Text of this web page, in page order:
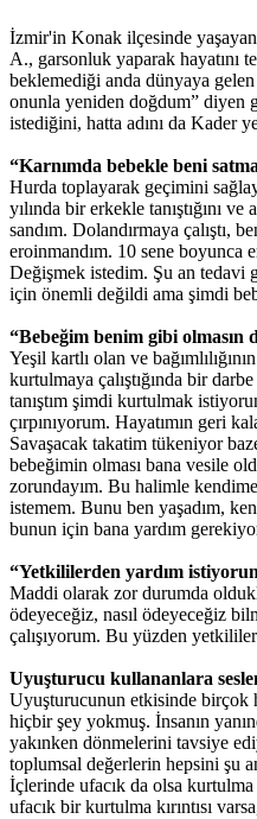
İzmir'in Konak ilçesinde yaşayan
A., garsonluk yaparak hayatını
beklemediği anda dünyaya
onunla yeniden doğdum” diyen
istediğini, hatta adını da Kader
“Karnımda bebekle beni
Hurda toplayarak geçimini
yılında bir erkekle tanıştığını
sandım. Dolandırmaya çalıştı,
eroinmandım. 10 sene boyunca
Değişmek istedim. Şu an tedavi
için önemli değildi ama şimdi
“Bebeğim benim gibi olmasın
Yeşil kartlı olan ve
kurtulmaya çalıştığında bir
tanıştım şimdi kurtulmak
çırpınıyorum. Hayatımın geri
Savaşacak takatim tükeniyor
bebeğimin olması bana vesile
zorundayım. Bu halimle
istemem. Bunu ben yaşadım,
bunun için bana yardım
“Yetkililerden yardım
Maddi olarak zor durumda
ödeyeceğiz, nasıl ödeyeceğiz
çalışıyorum. Bu yüzden
Uyuşturucu kullananlara
Uyuşturucunun etkisinde birçok
hiçbir şey yokmuş. İnsanın
yakınken dönmelerini tavsiye
toplumsal değerlerin hepsini şu
İçlerinde ufacık da olsa kurtulma
ufacık bir kurtulma kırıntısı